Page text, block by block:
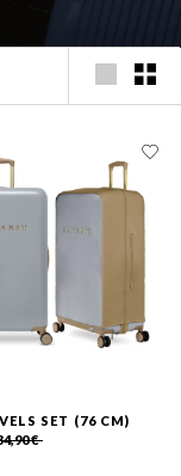
SET (76 CM)
€